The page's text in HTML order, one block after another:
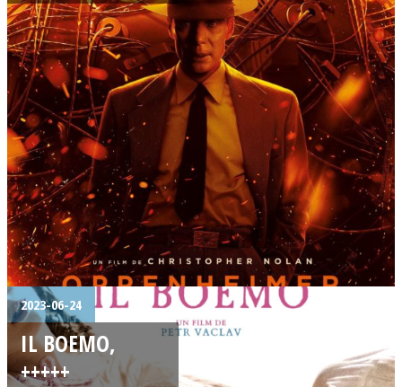
2023-06-24
IL BOEMO,
+++++